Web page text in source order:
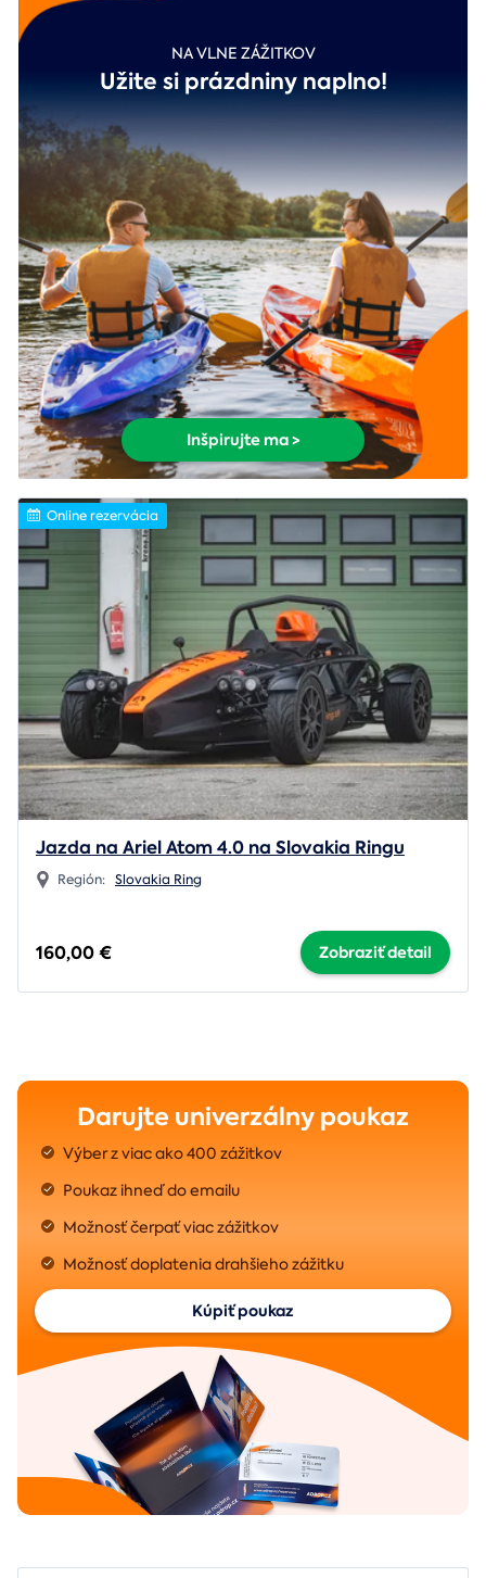
NA VLNE ZÁŽITKOV
Užite si prázdniny naplno!
Inšpirujte ma >
Online rezervácia
Jazda na Ariel Atom 4.0 na Slovakia Ringu
Región: Slovakia Ring
160,00 € Zobraziť detail
Darujte univerzálny poukaz
Výber z viac ako 400 zážitkov
Poukaz ihneď do emailu
Možnosť čerpať viac zážitkov
Možnosť doplatenia drahšieho zážitku
Kúpiť poukaz